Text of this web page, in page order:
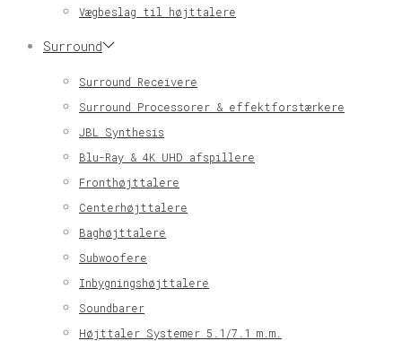
Vægbeslag til højttalere
Surround
Surround Receivere
Surround Processorer & effektforstærkere
JBL Synthesis
Blu-Ray & 4K UHD afspillere
Fronthøjttalere
Centerhøjttalere
Baghøjttalere
Subwoofere
Inbygningshøjttalere
Soundbarer
Højttaler Systemer 5.1/7.1 m.m.